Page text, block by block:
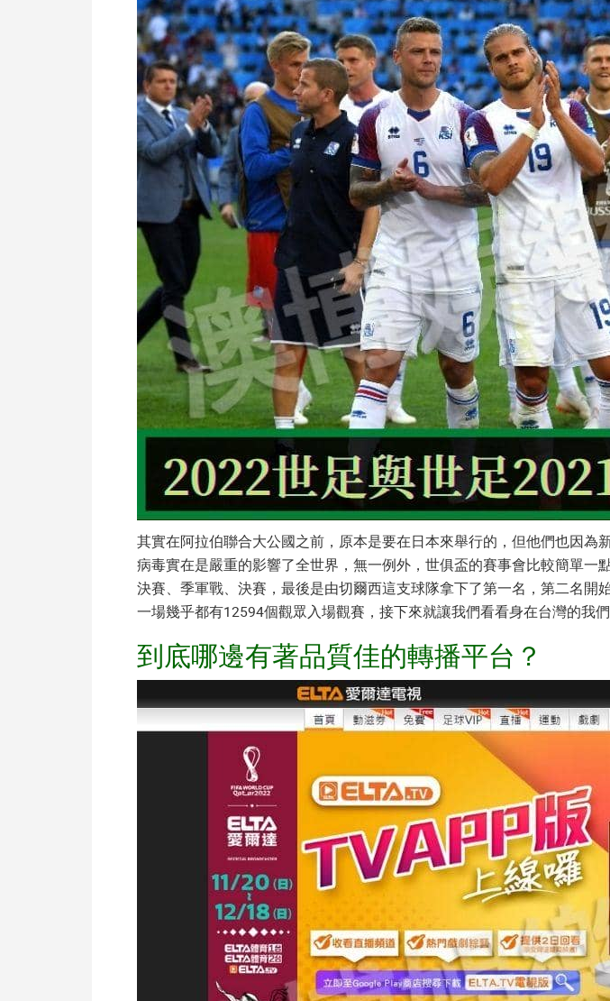
其實在阿拉伯聯合大公國之前，原本是要在日本來舉行的，但他們也因
病毒實在是嚴重的影響了全世界，無一例外，世俱盃的賽事會比較簡單
決賽、季軍戰、決賽，最後是由切爾西這支球隊拿下了第一名，第二名
一場幾乎都有12594個觀眾入場觀賽，接下來就讓我們看看身在台灣的我
到底哪邊有著品質佳的轉播平台？